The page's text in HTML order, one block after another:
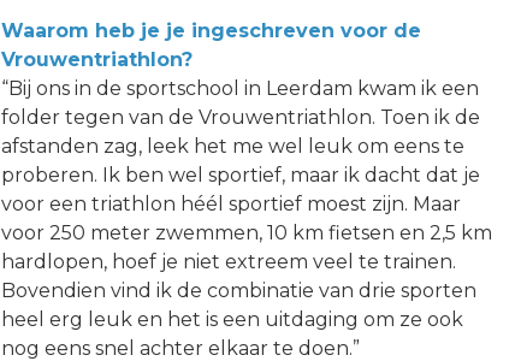
Waarom heb je je ingeschreven voor de
Vrouwentriathlon?
“Bij ons in de sportschool in Leerdam kwam ik een
folder tegen van de Vrouwentriathlon. Toen ik de
afstanden zag, leek het me wel leuk om eens te
proberen. Ik ben wel sportief, maar ik dacht dat je
voor een triathlon héél sportief moest zijn. Maar
voor 250 meter zwemmen, 10 km fietsen en 2,5 km
hardlopen, hoef je niet extreem veel te trainen.
Bovendien vind ik de combinatie van drie sporten
heel erg leuk en het is een uitdaging om ze ook
nog eens snel achter elkaar te doen.”